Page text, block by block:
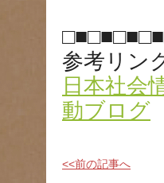
参考リン
日本社会
動ブログ
<<前の記事へ